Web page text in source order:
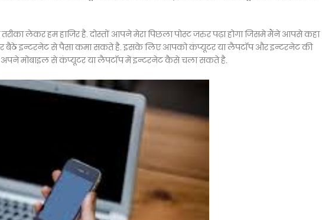
लेकर हम हाजिर है. दोस्तों आपने मेरा पिछला पोस्ट जरुर पढ़ा होगा जिसमे मैंने आपसे कहा
बैठे इन्टरनेट से पैसा कमा सकते है. इसके लिए आपको कंप्यूटर या लैपटॉप और इन्टरनेट की
मोबाइल से कंप्यूटर या लैपटॉप में इन्टरनेट कैसे चला सकते है.